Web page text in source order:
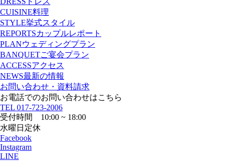
CUISINE料理
STYLE挙式スタイル
REPORTSカップルレポート
PLANウェディングプラン
BANQUETご宴会プラン
ACCESSアクセス
NEWS最新の情報
お問い合わせ・資料請求
お電話でのお問い合わせはこちら
TEL 017-723-2006
受付時間 10:00 ~ 18:00
水曜日定休
Facebook
Instagram
LINE